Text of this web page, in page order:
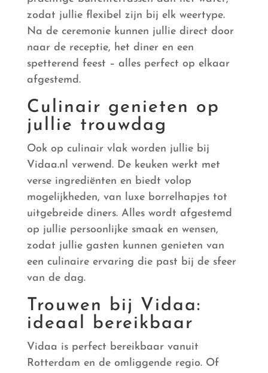
zodat jullie flexibel zijn bij elk weertype.
Na de ceremonie kunnen jullie direct door
naar de receptie, het diner en een
spetterend feest – alles perfect op elkaar
afgestemd.
Culinair genieten op
jullie trouwdag
Ook op culinair vlak worden jullie bij
Vidaa.nl verwend. De keuken werkt met
verse ingrediënten en biedt volop
mogelijkheden, van luxe borrelhapjes tot
uitgebreide diners. Alles wordt afgestemd
op jullie persoonlijke smaak en wensen,
zodat jullie gasten kunnen genieten van
een culinaire ervaring die past bij de sfeer
van de dag.
Trouwen bij Vidaa:
ideaal bereikbaar
Vidaa is perfect bereikbaar vanuit
Rotterdam en de omliggende regio. Of